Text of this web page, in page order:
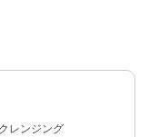
レンジング